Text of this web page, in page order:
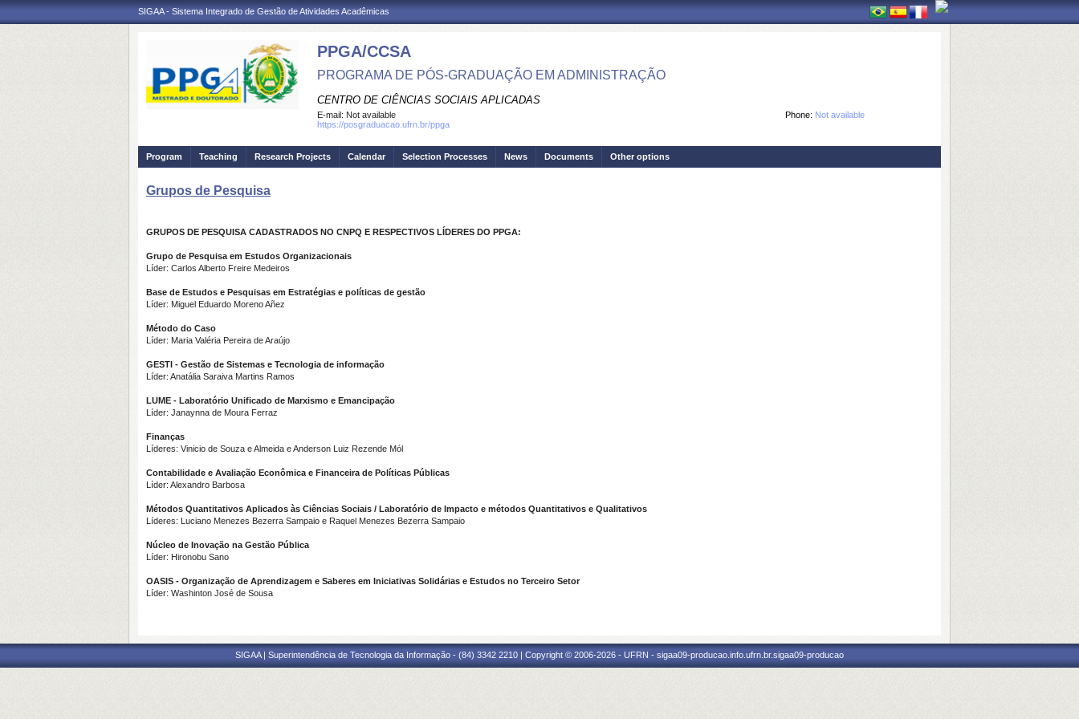
SIGAA - Sistema Integrado de Gestão de Atividades Acadêmicas
PPGA/CCSA
PROGRAMA DE PÓS-GRADUAÇÃO EM ADMINISTRAÇÃO
CENTRO DE CIÊNCIAS SOCIAIS APLICADAS
Phone: Not available
E-mail: Not available
https://posgraduacao.ufrn.br/ppga
Program Teaching Research Projects Calendar Selection Processes News Documents Other options
Grupos de Pesquisa
GRUPOS DE PESQUISA CADASTRADOS NO CNPQ E RESPECTIVOS LÍDERES DO PPGA:
Grupo de Pesquisa em Estudos Organizacionais
Líder: Carlos Alberto Freire Medeiros
Base de Estudos e Pesquisas em Estratégias e políticas de gestão
Líder: Miguel Eduardo Moreno Añez
Método do Caso
Líder: Maria Valéria Pereira de Araújo
GESTI - Gestão de Sistemas e Tecnologia de informação
Líder: Anatália Saraiva Martins Ramos
LUME - Laboratório Unificado de Marxismo e Emancipação
Líder: Janaynna de Moura Ferraz
Finanças
Líderes: Vinicio de Souza e Almeida e Anderson Luiz Rezende Mól
Contabilidade e Avaliação Econômica e Financeira de Políticas Públicas
Líder: Alexandro Barbosa
Métodos Quantitativos Aplicados às Ciências Sociais / Laboratório de Impacto e métodos Quantitativos e Qualitativos
Líderes: Luciano Menezes Bezerra Sampaio e Raquel Menezes Bezerra Sampaio
Núcleo de Inovação na Gestão Pública
Líder: Hironobu Sano
OASIS - Organização de Aprendizagem e Saberes em Iniciativas Solidárias e Estudos no Terceiro Setor
Líder: Washinton José de Sousa
SIGAA | Superintendência de Tecnologia da Informação - (84) 3342 2210 | Copyright © 2006-2026 - UFRN - sigaa09-producao.info.ufrn.br.sigaa09-producao